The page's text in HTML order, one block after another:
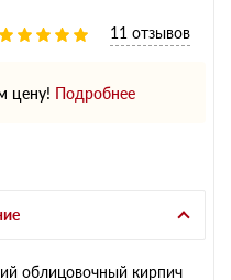
11 отзывов
цену! Подробнее
облицовочный кирпич